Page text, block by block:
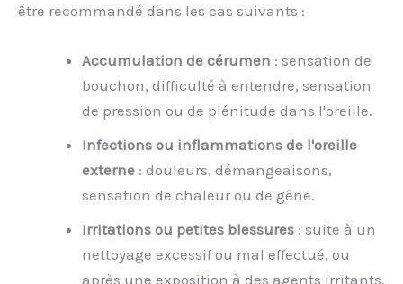
être recommandé dans les cas suivants :
Accumulation de cérumen : sensation de
bouchon, difficulté à entendre, sensation
de pression ou de plénitude dans l'oreille.
Infections ou inflammations de l'oreille
externe : douleurs, démangeaisons,
sensation de chaleur ou de gêne.
Irritations ou petites blessures : suite à un
nettoyage excessif ou mal effectué, ou
après une exposition à des agents irritants.